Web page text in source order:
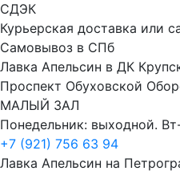
СДЭК
Курьерская доставка или
Самовывоз в СПб
Лавка Апельсин в ДК
Проспект Обуховской
МАЛЫЙ ЗАЛ
Понедельник: выходной.
+7 (921) 756 63 94
Лавка Апельсин на